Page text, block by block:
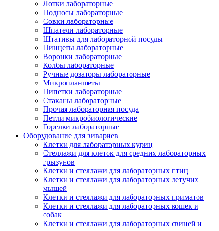
Лотки лабораторные
Подносы лабораторные
Совки лабораторные
Шпатели лабораторные
Штативы для лабораторной посуды
Пинцеты лабораторные
Воронки лабораторные
Колбы лабораторные
Ручные дозаторы лабораторные
Микропланшеты
Пипетки лабораторные
Стаканы лабораторные
Прочая лабораторная посуда
Петли микробиологические
Горелки лабораторные
Оборудование для вивариев
Клетки для лабораторных куриц
Стеллажи для клеток для средних лабораторных
грызунов
Клетки и стеллажи для лабораторных птиц
Клетки и стеллажи для лабораторных летучих
мышей
Клетки и стеллажи для лабораторных приматов
Клетки и стеллажи для лабораторных кошек и
собак
Клетки и стеллажи для лабораторных свиней и